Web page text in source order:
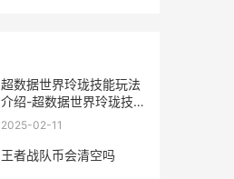
超数据世界玲珑技能玩法
介绍-超数据世界玲珑技能
玩法是什么 超数据世界攻
2025-02-11
王者战队币会清空吗